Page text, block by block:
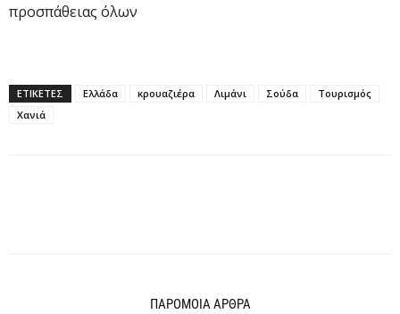
προσπάθειας όλων
ΕΤΙΚΕΤΕΣ Ελλάδα κρουαζιέρα Λιμάνι Σούδα
Τουρισμός
Χανιά
ΠΑΡΟΜΟΙΑ ΑΡΘΡΑ